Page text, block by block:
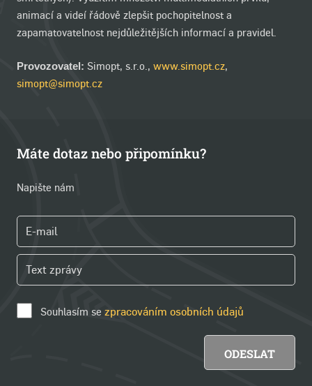
animací a videí řádově zlepšit pochopitelnost a
zapamatovatelnost nejdůležitějších informací a pravidel.
Provozovatel: Simopt, s.r.o., www.simopt.cz,
simopt@simopt.cz
Máte dotaz nebo připomínku?
Napište nám
Souhlasím se zpracováním osobních údajů